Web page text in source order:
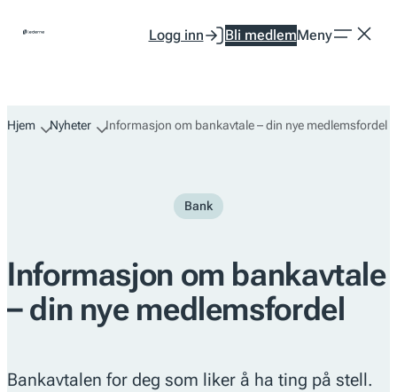
Logg inn Bli medlemMeny
Hjem Nyheter Informasjon om bankavtale – din nye medlemsfordel
Bank
Informasjon om bankavtale
– din nye medlemsfordel
Bankavtalen for deg som liker å ha ting på stell.